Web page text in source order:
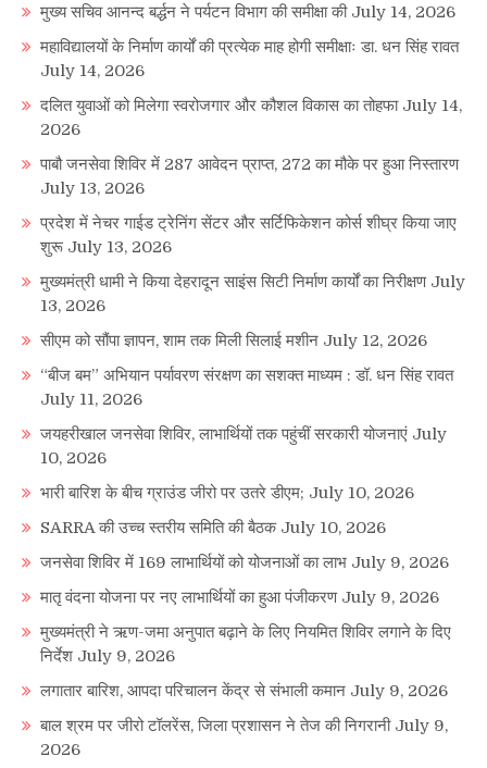
मुख्य सचिव आनन्द बर्द्धन ने पर्यटन विभाग की समीक्षा की July 14, 2026
महाविद्यालयों के निर्माण कार्यों की प्रत्येक माह होगी समीक्षाः डा. धन सिंह रावत
July 14, 2026
दलित युवाओं को मिलेगा स्वरोजगार और कौशल विकास का तोहफा July 14,
2026
पाबौ जनसेवा शिविर में 287 आवेदन प्राप्त, 272 का मौके पर हुआ निस्तारण
July 13, 2026
प्रदेश में नेचर गाईड ट्रेनिंग सेंटर और सर्टिफिकेशन कोर्स शीघ्र किया जाए
शुरू July 13, 2026
मुख्यमंत्री धामी ने किया देहरादून साइंस सिटी निर्माण कार्यों का निरीक्षण July
13, 2026
सीएम को सौंपा ज्ञापन, शाम तक मिली सिलाई मशीन July 12, 2026
“बीज बम” अभियान पर्यावरण संरक्षण का सशक्त माध्यम : डॉ. धन सिंह रावत
July 11, 2026
जयहरीखाल जनसेवा शिविर, लाभार्थियों तक पहुंचीं सरकारी योजनाएं July
10, 2026
भारी बारिश के बीच ग्राउंड जीरो पर उतरे डीएम; July 10, 2026
SARRA की उच्च स्तरीय समिति की बैठक July 10, 2026
जनसेवा शिविर में 169 लाभार्थियों को योजनाओं का लाभ July 9, 2026
मातृ वंदना योजना पर नए लाभार्थियों का हुआ पंजीकरण July 9, 2026
मुख्यमंत्री ने ऋण-जमा अनुपात बढ़ाने के लिए नियमित शिविर लगाने के दिए
निर्देश July 9, 2026
लगातार बारिश, आपदा परिचालन केंद्र से संभाली कमान July 9, 2026
बाल श्रम पर जीरो टॉलरेंस, जिला प्रशासन ने तेज की निगरानी July 9,
2026